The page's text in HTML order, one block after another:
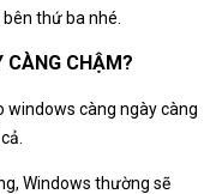
thứ ba nhé.
CÀNG CHẬM?
windows càng ngày càng
Windows thường sẽ